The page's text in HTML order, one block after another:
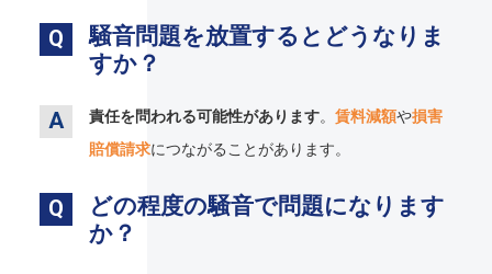
騒音問題を放置するとどうなりま
すか？
責任を問われる可能性があります。 賃料減額や損害
賠償請求につながることがあります。
どの程度の騒音で問題になります
か？